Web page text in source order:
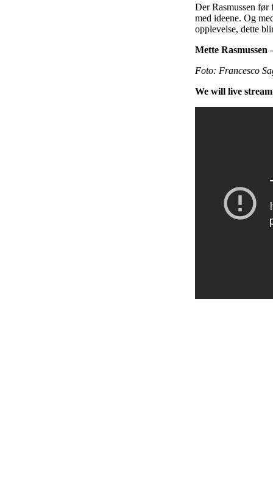
Der Rasmussen før
med ideene. Og
opplevelse, dette
Mette Rasmussen
Foto: Francesco
We will live